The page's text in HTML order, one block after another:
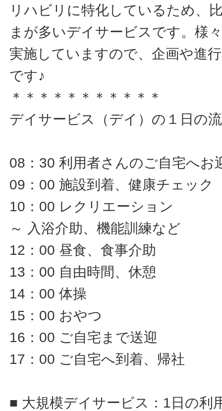
リハビリに特化しているため、
まが多いデイサービスです。様
実施していますので、企画や進
です♪
＊＊＊＊＊＊＊＊＊＊＊
デイサービス（デイ）の１日の
08：30 利用者さんのご自宅へお
09：00 施設到着、健康チェック
10：00 レクリエーション
～ 入浴介助、機能訓練など
12：00 昼食、食事介助
13：00 自由時間、休憩
14：00 体操
15：00 おやつ
16：00 ご自宅まで送迎
17：00 ご自宅へ到着、帰社
■ 大規模デイサービス：1日の利